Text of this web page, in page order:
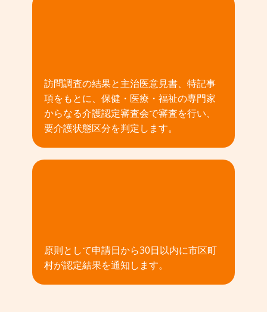
訪問調査の結果と主治医意見書、特記事
項をもとに、保健・医療・福祉の専門家
からなる介護認定審査会で審査を行い、
要介護状態区分を判定します。
原則として申請日から30日以内に市区町
村が認定結果を通知します。